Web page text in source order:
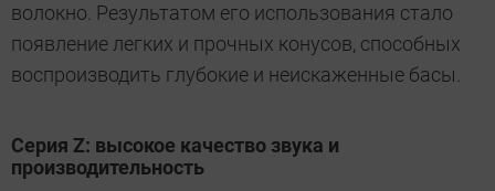
волокно. Результатом его использования стало
появление легких и прочных конусов, способных
воспроизводить глубокие и неискаженные басы.
Серия Z: высокое качество звука и
производительность